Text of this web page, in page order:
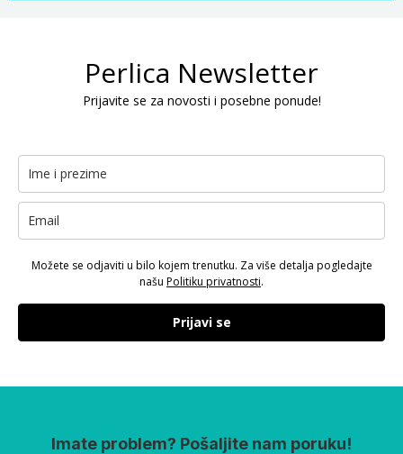
Perlica Newsletter
Prijavite se za novosti i posebne ponude!
Možete se odjaviti u bilo kojem trenutku. Za više detalja pogledajte
našu Politiku privatnosti.
Prijavi se
Imate problem? Pošaljite nam poruku!